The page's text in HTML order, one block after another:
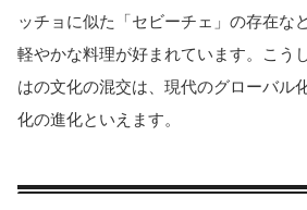
ッチョに似た「セビーチェ」の存在な
軽やかな料理が好まれています。こう
はの文化の混交は、現代のグローバル
化の進化といえます。